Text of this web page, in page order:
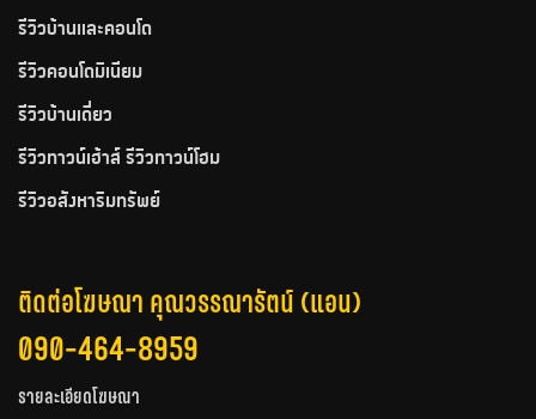
รีวิวบ้านและคอนโด
รีวิวคอนโดมิเนียม
รีวิวบ้านเดี่ยว
รีวิวทาวน์เฮ้าส์ รีวิวทาวน์โฮม
รีวิวอสังหาริมทรัพย์
ติดต่อโฆษณา คุณวรรณารัตน์ (แอน)
090-464-8959
รายละเอียดโฆษณา